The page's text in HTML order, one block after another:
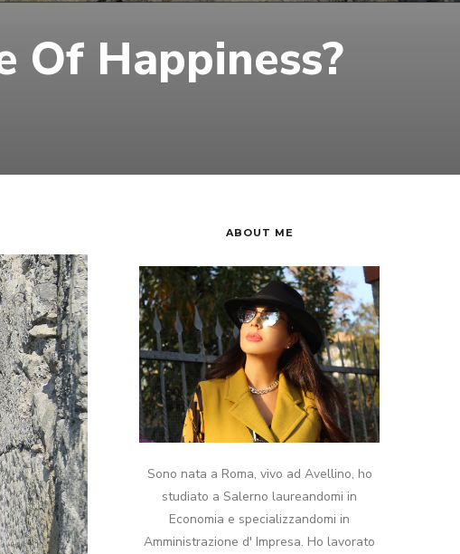
Of Happiness?
ABOUT ME
Sono nata a Roma, vivo ad Avellino, ho
studiato a Salerno laureandomi in
Economia e specializzandomi in
Amministrazione d' Impresa. Ho lavorato